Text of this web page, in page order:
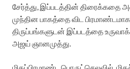
சேர்த்து, இப்படத்தின் திரைக்கதை
முந்தின பாகத்தை விட
திருப்பங்களுடன் இப்படத்தை
அஜய் ஞானமுத்து.